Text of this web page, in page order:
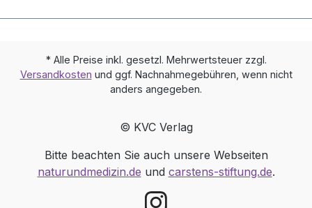
* Alle Preise inkl. gesetzl. Mehrwertsteuer zzgl.
Versandkosten und ggf. Nachnahmegebühren, wenn nicht
anders angegeben.
© KVC Verlag
Bitte beachten Sie auch unsere Webseiten
naturundmedizin.de und carstens-stiftung.de.